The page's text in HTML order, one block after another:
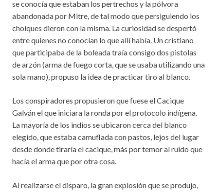
se conocía que estaban los pertrechos y la pólvora
abandonada por Mitre, de tal modo que persiguiendo los
choiques dieron con la misma. La curiosidad se despertó
entre quienes no conocían lo que allí había. Un cristiano
que participaba de la boleada traía consigo dos pistolas
de arzón (arma de fuego corta, que se usaba utilizando una
sola mano), propuso la idea de practicar tiro al blanco.
Los conspiradores propusieron que fuese el Cacique
Galván el que iniciara la ronda por el protocolo indígena.
La mayoría de los indios se ubicaron cerca del blanco
elegido, que estaba camuflada con pastos, lejos del lugar
desde donde tiraría el cacique, más por temor al ruido que
hacía el arma que por otra cosa.
Al realizarse el disparo, la gran explosión que se produjo,